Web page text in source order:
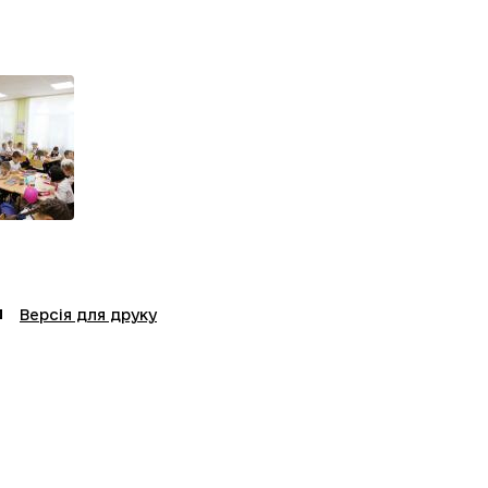
Версія для друку